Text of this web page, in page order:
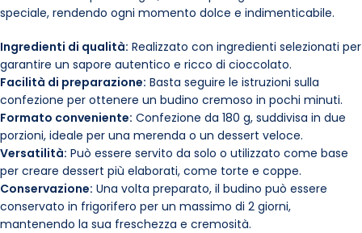
speciale, rendendo ogni momento dolce e indimenticabile.
Ingredienti di qualità: Realizzato con ingredienti selezionati per
garantire un sapore autentico e ricco di cioccolato.
Facilità di preparazione: Basta seguire le istruzioni sulla
confezione per ottenere un budino cremoso in pochi minuti.
Formato conveniente: Confezione da 180 g, suddivisa in due
porzioni, ideale per una merenda o un dessert veloce.
Versatilità: Può essere servito da solo o utilizzato come base
per creare dessert più elaborati, come torte e coppe.
Conservazione: Una volta preparato, il budino può essere
conservato in frigorifero per un massimo di 2 giorni,
mantenendo la sua freschezza e cremosità.